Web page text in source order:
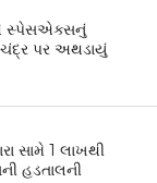
સ્પેસએક્સનું
પર અથડાયું
સામે 1 લાખથી
હડતાલની